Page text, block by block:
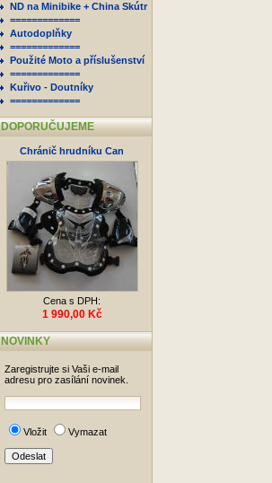
ND na Minibike + China Skútr
=============
Autodoplňky
=============
Použité Moto a příslušenství
=============
Kuřivo - Doutníky
=============
DOPORUČUJEME
Chránič hrudníku Can
Cena s DPH:
1 990,00 Kč
NOVINKY
Zaregistrujte si Vaši e-mail
adresu pro zasílání novinek.
Vložit Vymazat